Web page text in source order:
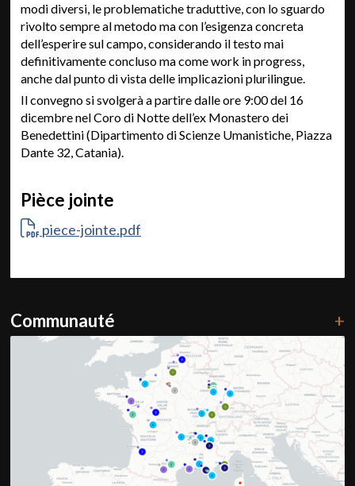
modi diversi, le problematiche traduttive, con lo sguardo
rivolto sempre al metodo ma con l’esigenza concreta
dell’esperire sul campo, considerando il testo mai
definitivamente concluso ma come work in progress,
anche dal punto di vista delle implicazioni plurilingue.
Il convegno si svolgerà a partire dalle ore 9:00 del 16
dicembre nel Coro di Notte dell’ex Monastero dei
Benedettini (Dipartimento di Scienze Umanistiche, Piazza
Dante 32, Catania).
Pièce jointe
piece-jointe.pdf
Communauté +